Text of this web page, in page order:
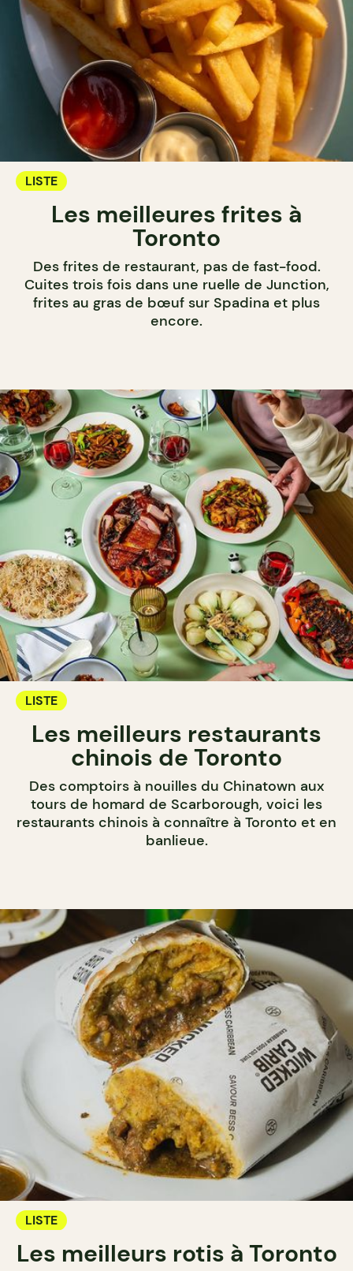
LISTE
Les meilleures frites à
Toronto
Des frites de restaurant, pas de fast-food.
Cuites trois fois dans une ruelle de Junction,
frites au gras de bœuf sur Spadina et plus
encore.
LISTE
Les meilleurs restaurants
chinois de Toronto
Des comptoirs à nouilles du Chinatown aux
tours de homard de Scarborough, voici les
restaurants chinois à connaître à Toronto et en
banlieue.
LISTE
Les meilleurs rotis à Toronto